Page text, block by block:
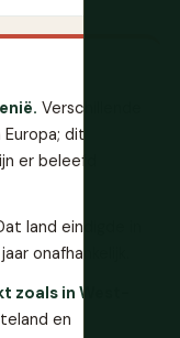
Verschillende
dit
er beleefd
land eindigde in
onafhankelijk.
zoals in West-
en